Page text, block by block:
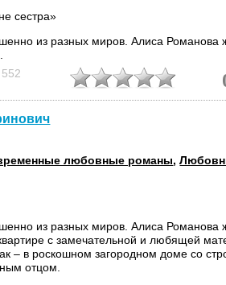
сестра»
из разных миров. Алиса Романова
любовные романы,
из разных миров. Алиса Романова
с замечательной и любящей
– в роскошном загородном доме со
отцом.